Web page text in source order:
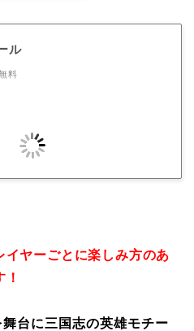
ル
料
イヤーごとに楽しみ方のあ
台に三国志の英雄モチー